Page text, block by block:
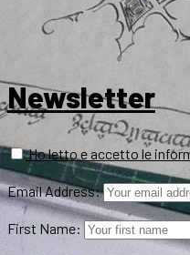
Newsletter
Ho letto e accetto le
Email Address:
First Name: